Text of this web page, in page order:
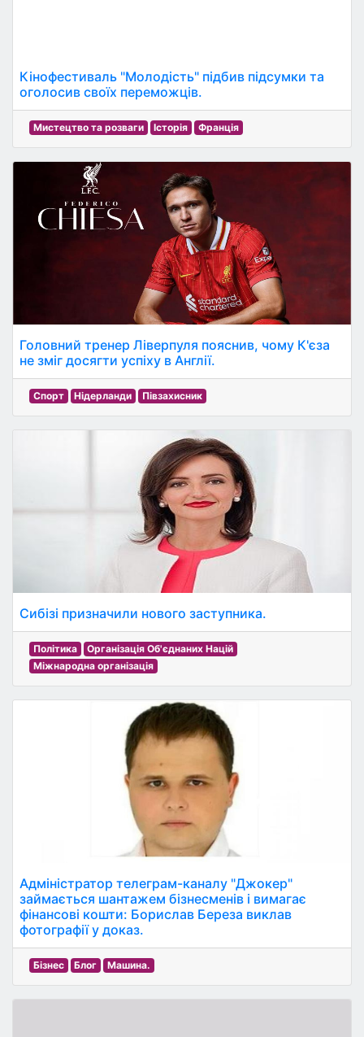
Кінофестиваль "Молодість" підбив підсумки та
оголосив своїх переможців.
Мистецтво та розваги Історія Франція
Головний тренер Ліверпуля пояснив, чому К'єза
не зміг досягти успіху в Англії.
Спорт Нідерланди Півзахисник
Сибізі призначили нового заступника.
Політика
Організація Об'єднаних Націй
Міжнародна організація
Адміністратор телеграм-каналу "Джокер"
займається шантажем бізнесменів і вимагає
фінансові кошти: Борислав Береза виклав
фотографії у доказ.
Бізнес Блог Машина.